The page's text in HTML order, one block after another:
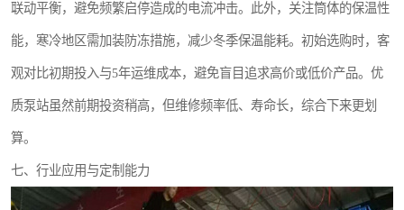
联动平衡，避免频繁启停造成的电流冲击。此外，关注筒体的保温性
能，寒冷地区需加装防冻措施，减少冬季保温能耗。初始选购时，客
观对比初期投入与5年运维成本，避免盲目追求高价或低价产品。优
质泵站虽然前期投资稍高，但维修频率低、寿命长，综合下来更划
算。
七、行业应用与定制能力